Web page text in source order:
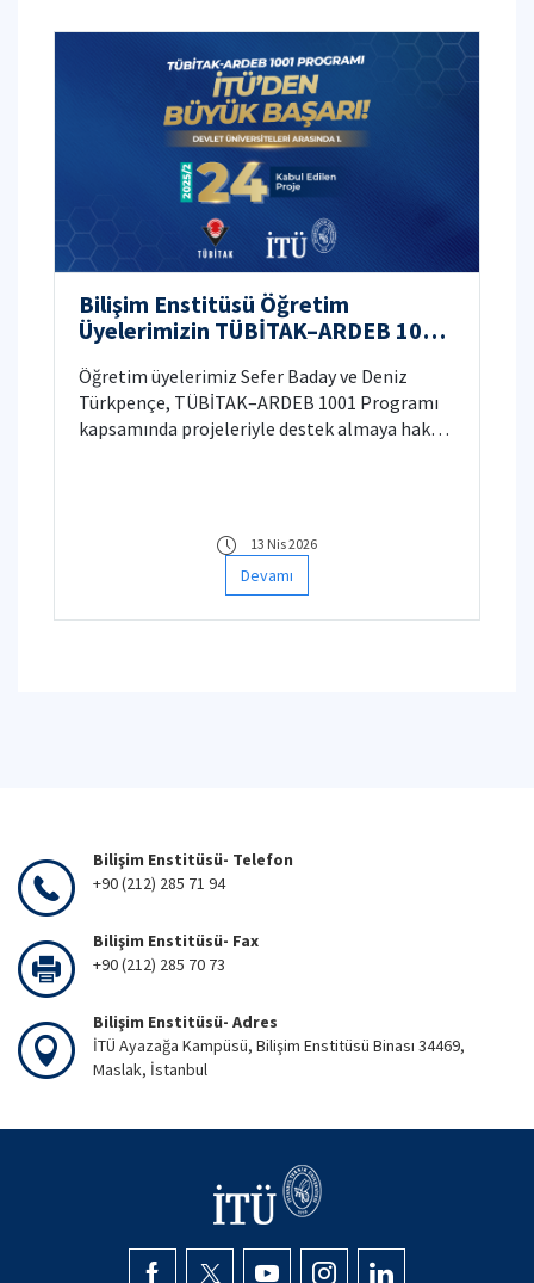
Bilişim Enstitüsü Öğretim
Üyelerimizin TÜBİTAK–ARDEB 1001
Öğretim üyelerimiz Sefer Baday ve Deniz
Türkpençe, TÜBİTAK–ARDEB 1001 Programı
kapsamında projeleriyle destek almaya hak
13 Nis 2026
Devamı
Bilişim Enstitüsü- Telefon
+90 (212) 285 71 94
Bilişim Enstitüsü- Fax
+90 (212) 285 70 73
Bilişim Enstitüsü- Adres
İTÜ Ayazağa Kampüsü, Bilişim Enstitüsü Binası 34469,
Maslak, İstanbul